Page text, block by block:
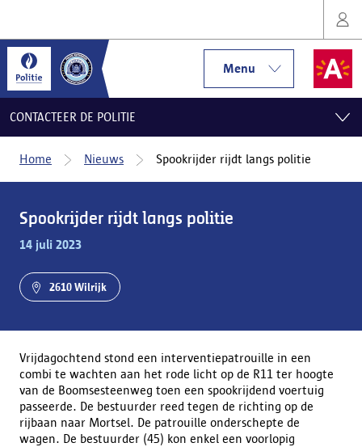
Menu
CONTACTEER DE POLITIE
Home Nieuws Spookrijder rijdt langs politie
Spookrijder rijdt langs politie
14 juli 2023
2610 Wilrijk
Vrijdagochtend stond een interventiepatrouille in een
combi te wachten aan het rode licht op de R11 ter hoogte
van de Boomsesteenweg toen een spookrijdend voertuig
passeerde. De bestuurder reed tegen de richting op de
rijbaan naar Mortsel. De patrouille onderschepte de
wagen. De bestuurder (45) kon enkel een voorlopig